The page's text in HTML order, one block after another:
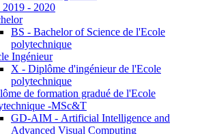
2019 - 2020
BS - Bachelor of Science de l'Ecole
polytechnique
Ingénieur
X - Diplôme d'ingénieur de l'Ecole
polytechnique
de formation gradué de l'Ecole
-MSc&T
GD-AIM - Artificial Intelligence and
Advanced Visual Computing